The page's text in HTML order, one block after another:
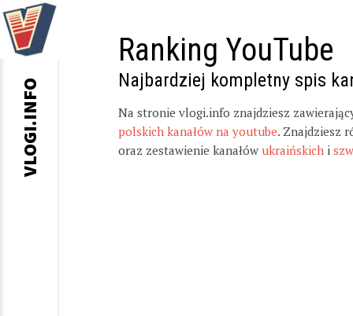
Ranking YouTube
Najbardziej kompletny spis
Na stronie vlogi.info znajdziesz
polskich kanałów na youtube. Znajdziesz
oraz zestawienie kanałów ukraińskich i
VLOGI.INFO